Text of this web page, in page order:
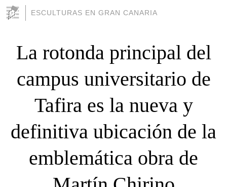
ESCULTURAS EN GRAN CANARIA
La rotonda principal del
campus universitario de
Tafira es la nueva y
definitiva ubicación de la
emblemática obra de